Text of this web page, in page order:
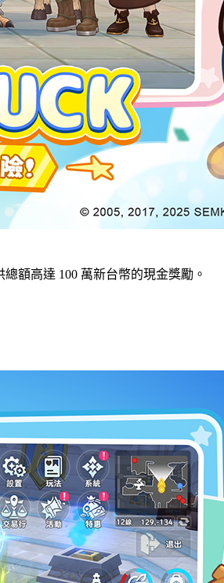
額高達 100 萬新台幣的現金獎勵。